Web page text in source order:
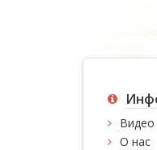
Видео
О нас